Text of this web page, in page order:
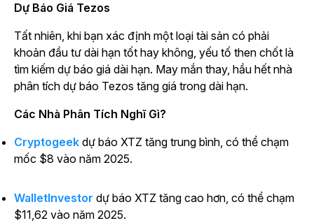
Dự Báo Giá Tezos
Tất nhiên, khi bạn xác định một loại tài sản có phải
khoản đầu tư dài hạn tốt hay không, yếu tố then chốt là
tìm kiếm dự báo giá dài hạn. May mắn thay, hầu hết nhà
phân tích dự báo Tezos tăng giá trong dài hạn.
Các Nhà Phân Tích Nghĩ Gì?
Cryptogeek dự báo XTZ tăng trung bình, có thể chạm
mốc $8 vào năm 2025.
WalletInvestor dự báo XTZ tăng cao hơn, có thể chạm
$11,62 vào năm 2025.